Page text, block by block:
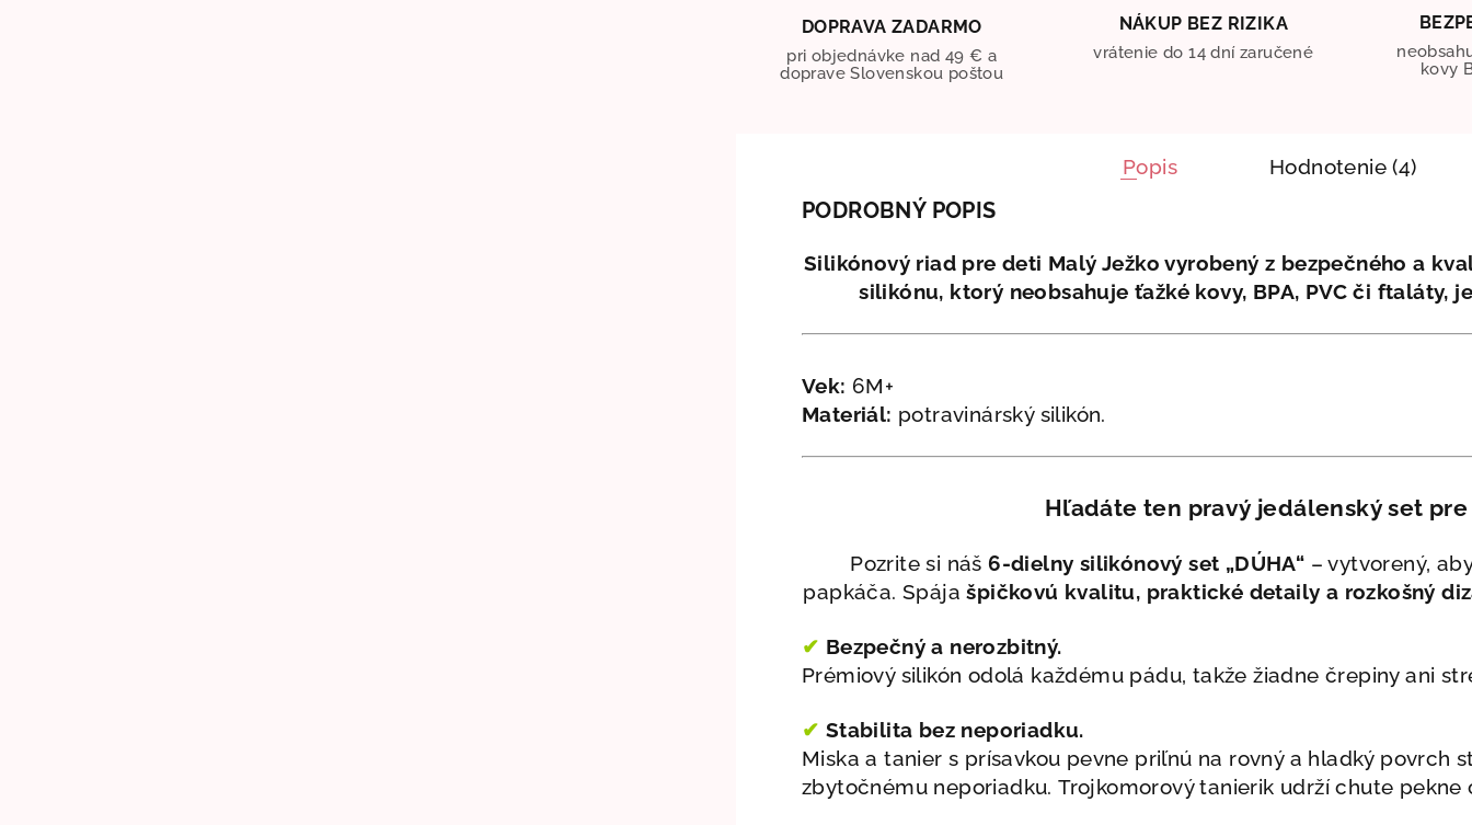
DOPRAVA ZADARMO
pri objednávke nad 49 € a
doprave Slovenskou poštou
NÁKUP BEZ RIZIKA
vrátenie do 14 dní zaručené
kovy
Popis Hodnotenie (4)
PODROBNÝ POPIS
Silikónový riad pre deti Malý Ježko vyrobený z bezpečného a
silikónu, ktorý neobsahujeťažké kovy, BPA, PVC či ftaláty,
Vek: 6M+
Materiál: potravinárský silikón.
Hľadáte ten pravý jedálenský set
Pozrite si náš6-dielny silikónový set „DÚHA“ – vytvorený,
papkáča. Spájašpičkovú kvalitu, praktické detaily a rozkošný
✔ Bezpečný a nerozbitný.
Prémiový silikón odolá každému pádu, takže žiadne črepiny ani
✔ Stabilita bez neporiadku.
Miska a tanier s prísavkou pevne priľnú na rovný a hladký povrch
zbytočnému neporiadku.Trojkomorový tanierik udrží chute